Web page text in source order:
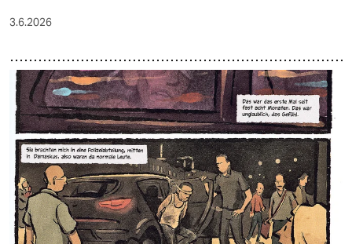
3.6.2026